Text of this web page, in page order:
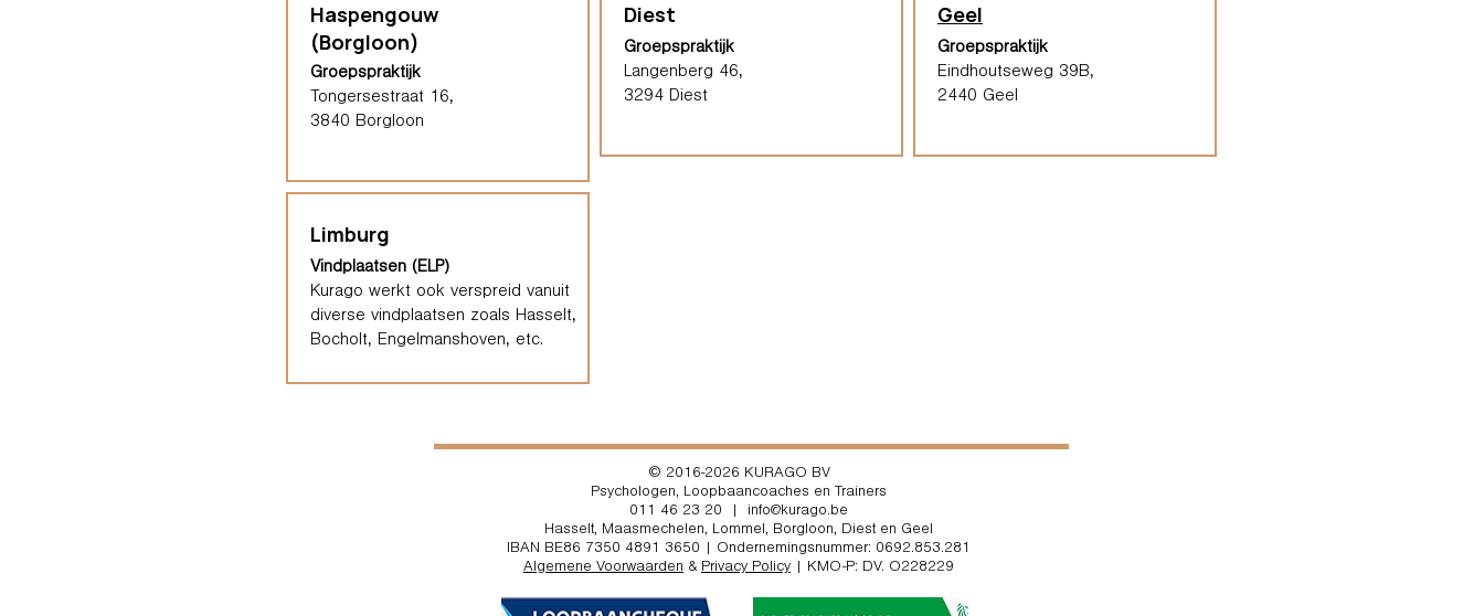
Haspengouw
(Borgloon)
Groepspraktijk
Tongersestraat 16,
3840 Borgloon
Limburg
Vindplaatsen (ELP)
Kurago werkt ook verspreid vanuit
diverse vindplaatsen zoals Hasselt,
Bocholt, Engelmanshoven, etc.
Diest
Groepspraktijk
Langenberg 46,
3294 Diest
Geel
Groepspraktijk
Eindhoutseweg 39B,
2440 Geel
© 2016-2026 KURAGO BV
Psychologen, Loopbaancoaches en Trainers
011 46 23 20
info@kurago.be
Hasselt, Maasmechelen, Lommel, Borgloon, Diest en Geel
IBAN BE86 7350 4891 3650 | Ondernemingsnummer: 0692.853.281
Algemene Voorwaarden & Privacy Policy | KMO-P: DV. O228229